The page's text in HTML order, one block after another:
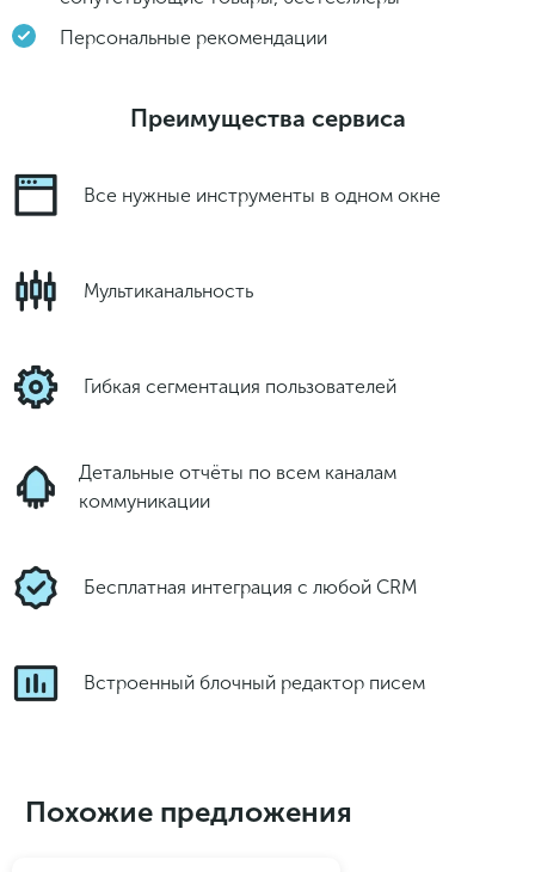
Персональные рекомендации
Преимущества сервиса
Все нужные инструменты в одном окне
Мультиканальность
Гибкая сегментация пользователей
Детальные отчёты по всем каналам
коммуникации
Бесплатная интеграция с любой CRM
Встроенный блочный редактор писем
Похожие предложения